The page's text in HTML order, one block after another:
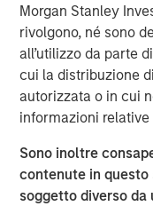
Morgan Stanley
rivolgono, né sono
all’utilizzo da parte
cui la distribuzione
autorizzata o in cui
informazioni relative
Sono inoltre
contenute in questo
soggetto diverso
John Moon,
Stanley Energy
energy industry
innovative
supporting this
important and
generation of
partner with an
suited to the